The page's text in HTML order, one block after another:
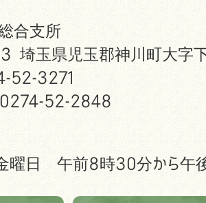
合支所
埼玉県児玉郡神川町大字
52-3271
0274-52-2848
曜日 午前8時30分から午